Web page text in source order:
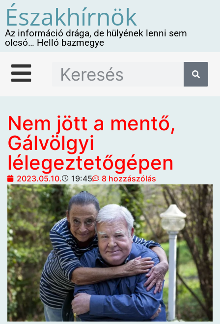
Északhírnök
Az információ drága, de hülyének lenni sem
olcsó… Helló bazmegye
Nem jött a mentő,
Gálvölgyi
lélegeztetőgépen
2023.05.10. 19:45 8 hozzászólás